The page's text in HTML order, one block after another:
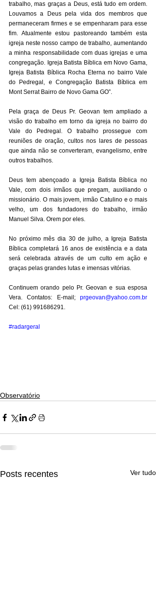
trabalho, mas graças a Deus, está tudo em ordem.
Louvamos a Deus pela vida dos membros que
permaneceram firmes e se empenharam para esse
fim. Atualmente estou pastoreando também esta
igreja neste nosso campo de trabalho, aumentando
a minha responsabilidade com duas igrejas e uma
congregação. Igreja Batista Bíblica em Novo Gama,
Igreja Batista Bíblica Rocha Eterna no bairro Vale
do Pedregal, e Congregação Batista Bíblica em
Mont Serrat Bairro de Novo Gama GO”.
Pela graça de Deus Pr. Geovan tem ampliado a
visão do trabalho em torno da igreja no bairro do
Vale do Pedregal. O trabalho prossegue com
reuniões de oração, cultos nos lares de pessoas
que ainda não se converteram, evangelismo, entre
outros trabalhos.
Deus tem abençoado a Igreja Batista Bíblica no
Vale, com dois irmãos que pregam, auxiliando o
missionário. O mais jovem, irmão Catulino e o mais
velho, um dos fundadores do trabalho, irmão
Manuel Silva. Orem por eles.
No próximo mês dia 30 de julho, a Igreja Batista
Bíblica completará 16 anos de existência e a data
será celebrada através de um culto em ação e
graças pelas grandes lutas e imensas vitórias.
Continuem orando pelo Pr. Geovan e sua esposa
Vera. Contatos: E-mail; prgeovan@yahoo.com.br
Cel: (61) 991686291.
#radargeral
Observatório
Posts recentes Ver tudo